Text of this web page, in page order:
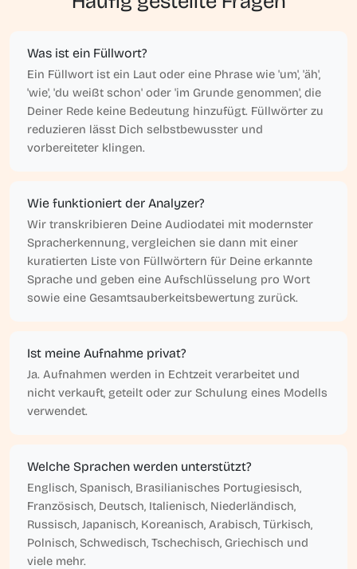
Was ist ein Füllwort?
Ein Füllwort ist ein Laut oder eine Phrase wie 'um', 'äh',
'wie', 'du weißt schon' oder 'im Grunde genommen', die
Deiner Rede keine Bedeutung hinzufügt. Füllwörter zu
reduzieren lässt Dich selbstbewusster und
vorbereiteter klingen.
Wie funktioniert der Analyzer?
Wir transkribieren Deine Audiodatei mit modernster
Spracherkennung, vergleichen sie dann mit einer
kuratierten Liste von Füllwörtern für Deine erkannte
Sprache und geben eine Aufschlüsselung pro Wort
sowie eine Gesamtsauberkeitsbewertung zurück.
Ist meine Aufnahme privat?
Ja. Aufnahmen werden in Echtzeit verarbeitet und
nicht verkauft, geteilt oder zur Schulung eines Modells
verwendet.
Welche Sprachen werden unterstützt?
Englisch, Spanisch, Brasilianisches Portugiesisch,
Französisch, Deutsch, Italienisch, Niederländisch,
Russisch, Japanisch, Koreanisch, Arabisch, Türkisch,
Polnisch, Schwedisch, Tschechisch, Griechisch und
viele mehr.